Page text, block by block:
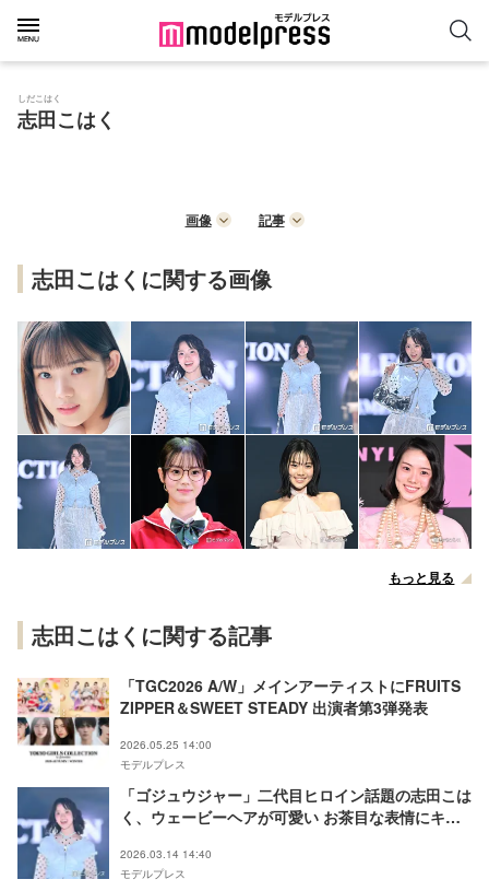
しだこはく
志田こはく
画像 記事
志田こはくに関する画像
もっと見る
志田こはくに関する記事
「TGC2026 A/W」メインアーティストにFRUITS
ZIPPER＆SWEET STEADY 出演者第3弾発表
2026.05.25 14:00
モデルプレス
「ゴジュウジャー」二代目ヒロイン話題の志田こは
く、ウェービーヘアが可愛い お茶目な表情にキュ
2026.03.14 14:40
モデルプレス